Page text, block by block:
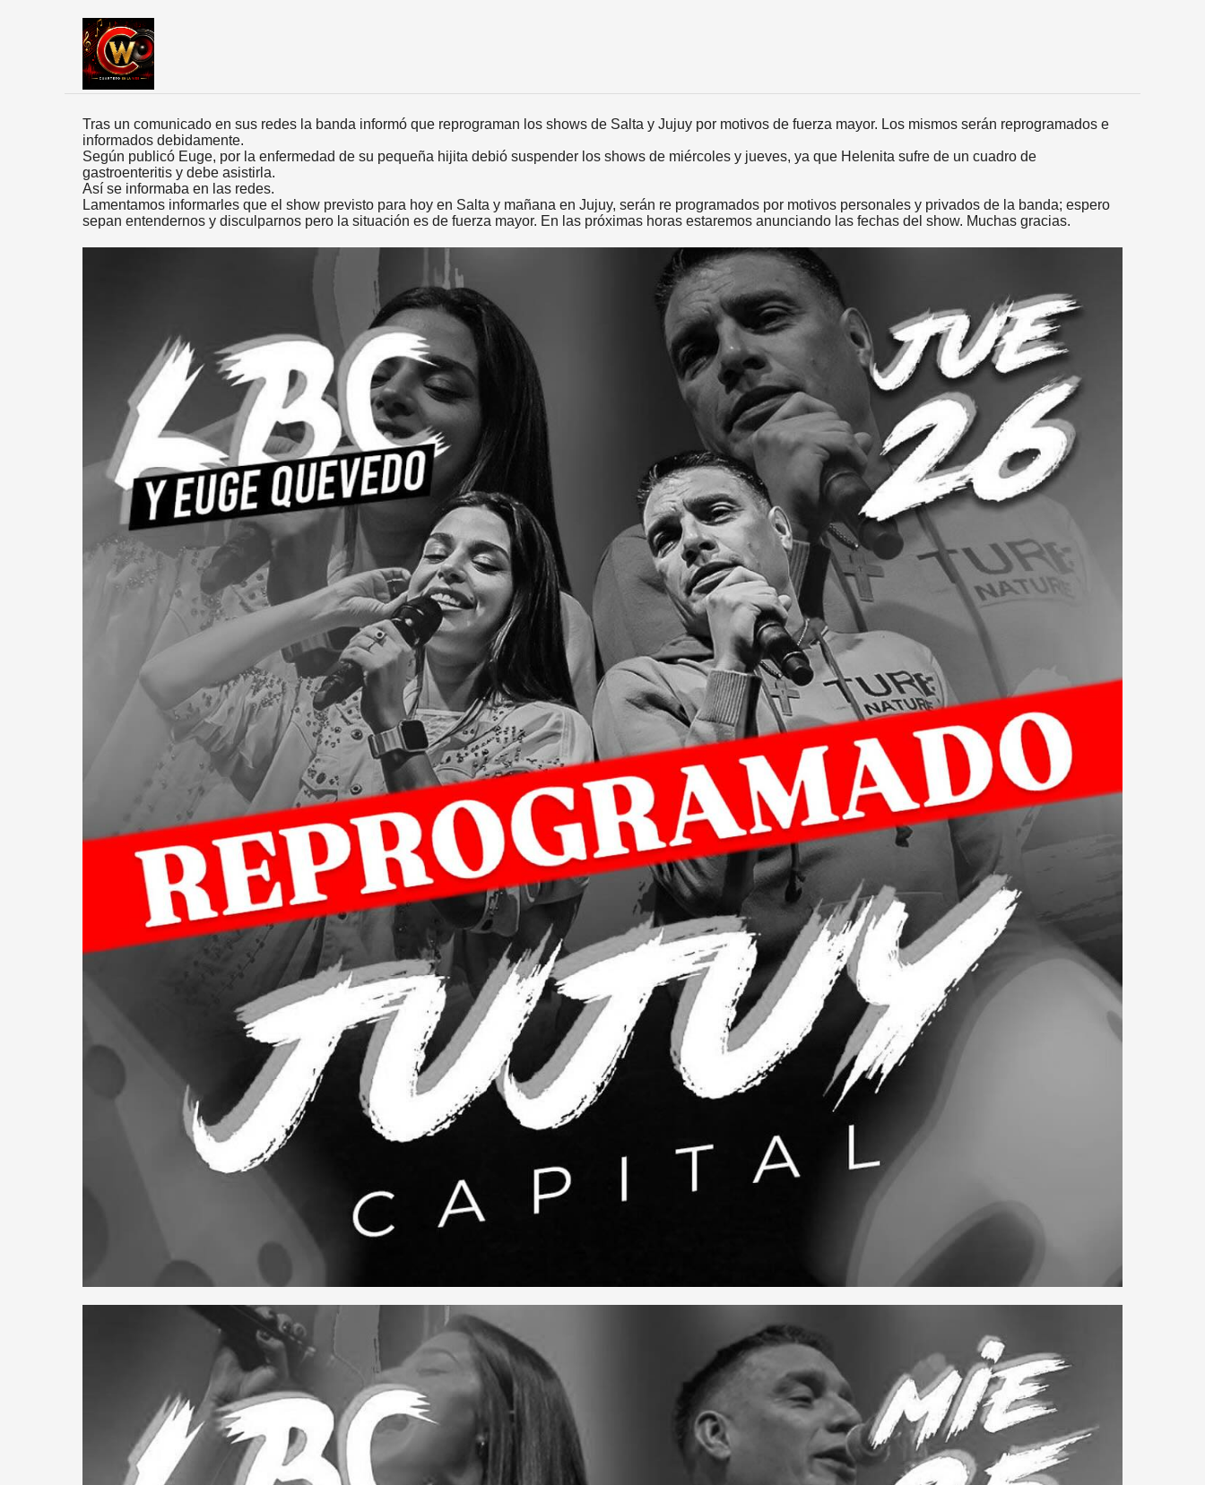
Tras un comunicado en sus redes la banda informó que reprograman los shows de Salta y Jujuy por motivos de fuerza mayor. Los mismos serán reprogramados e
informados debidamente.
Según publicó Euge, por la enfermedad de su pequeña hijita debió suspender los shows de miércoles y jueves, ya que Helenita sufre de un cuadro de
gastroenteritis y debe asistirla.
Así se informaba en las redes.
Lamentamos informarles que el show previsto para hoy en Salta y mañana en Jujuy, serán re programados por motivos personales y privados de la banda; espero
sepan entendernos y disculparnos pero la situación es de fuerza mayor. En las próximas horas estaremos anunciando las fechas del show. Muchas gracias.